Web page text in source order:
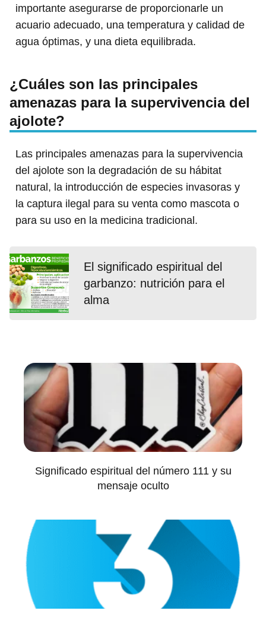
importante asegurarse de proporcionarle un
acuario adecuado, una temperatura y calidad de
agua óptimas, y una dieta equilibrada.
¿Cuáles son las principales
amenazas para la supervivencia del
ajolote?
Las principales amenazas para la supervivencia
del ajolote son la degradación de su hábitat
natural, la introducción de especies invasoras y
la captura ilegal para su venta como mascota o
para su uso en la medicina tradicional.
El significado espiritual del
garbanzo: nutrición para el
alma
Significado espiritual del número 111 y su
mensaje oculto